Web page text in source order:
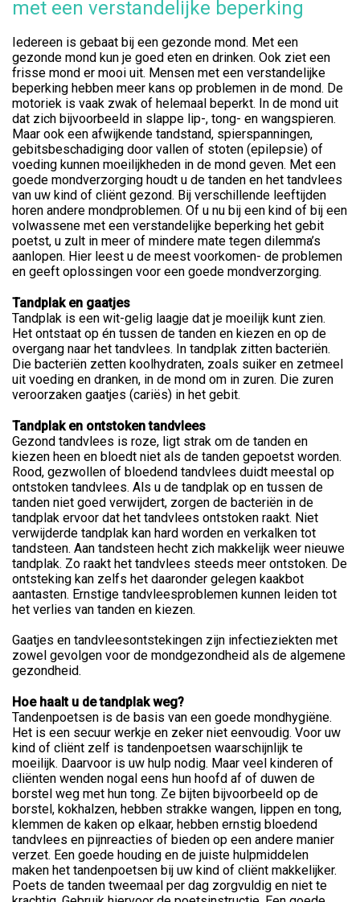
met een verstandelijke beperking
Iedereen is gebaat bij een gezonde mond. Met een
gezonde mond kun je goed eten en drinken. Ook ziet een
frisse mond er mooi uit. Mensen met een verstandelijke
beperking hebben meer kans op problemen in de mond. De
motoriek is vaak zwak of helemaal beperkt. In de mond uit
dat zich bijvoorbeeld in slappe lip-, tong- en wangspieren.
Maar ook een afwijkende tandstand, spierspanningen,
gebitsbeschadiging door vallen of stoten (epilepsie) of
voeding kunnen moeilijkheden in de mond geven. Met een
goede mondverzorging houdt u de tanden en het tandvlees
van uw kind of cliënt gezond. Bij verschillende leeftijden
horen andere mondproblemen. Of u nu bij een kind of bij een
volwassene met een verstandelijke beperking het gebit
poetst, u zult in meer of mindere mate tegen dilemma’s
aanlopen. Hier leest u de meest voorkomen- de problemen
en geeft oplossingen voor een goede mondverzorging.
Tandplak en gaatjes
Tandplak is een wit-gelig laagje dat je moeilijk kunt zien.
Het ontstaat op én tussen de tanden en kiezen en op de
overgang naar het tandvlees. In tandplak zitten bacteriën.
Die bacteriën zetten koolhydraten, zoals suiker en zetmeel
uit voeding en dranken, in de mond om in zuren. Die zuren
veroorzaken gaatjes (cariës) in het gebit.
Tandplak en ontstoken tandvlees
Gezond tandvlees is roze, ligt strak om de tanden en
kiezen heen en bloedt niet als de tanden gepoetst worden.
Rood, gezwollen of bloedend tandvlees duidt meestal op
ontstoken tandvlees. Als u de tandplak op en tussen de
tanden niet goed verwijdert, zorgen de bacteriën in de
tandplak ervoor dat het tandvlees ontstoken raakt. Niet
verwijderde tandplak kan hard worden en verkalken tot
tandsteen. Aan tandsteen hecht zich makkelijk weer nieuwe
tandplak. Zo raakt het tandvlees steeds meer ontstoken. De
ontsteking kan zelfs het daaronder gelegen kaakbot
aantasten. Ernstige tandvleesproblemen kunnen leiden tot
het verlies van tanden en kiezen.
Gaatjes en tandvleesontstekingen zijn infectieziekten met
zowel gevolgen voor de mondgezondheid als de algemene
gezondheid.
Hoe haalt u de tandplak weg?
Tandenpoetsen is de basis van een goede mondhygiëne.
Het is een secuur werkje en zeker niet eenvoudig. Voor uw
kind of cliënt zelf is tandenpoetsen waarschijnlijk te
moeilijk. Daarvoor is uw hulp nodig. Maar veel kinderen of
cliënten wenden nogal eens hun hoofd af of duwen de
borstel weg met hun tong. Ze bijten bijvoorbeeld op de
borstel, kokhalzen, hebben strakke wangen, lippen en tong,
klemmen de kaken op elkaar, hebben ernstig bloedend
tandvlees en pijnreacties of bieden op een andere manier
verzet. Een goede houding en de juiste hulpmiddelen
maken het tandenpoetsen bij uw kind of cliënt makkelijker.
Poets de tanden tweemaal per dag zorgvuldig en niet te